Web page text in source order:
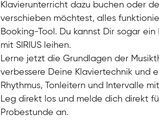
Charlotte
Klavier / Piano / Flügel
Klavierunterricht dazu buchen oder
verschieben möchtest, alles
Booking-Tool. Du kannst Dir sogar
mit SIRIUS leihen.
Lerne jetzt die Grundlagen der
verbessere Deine Klaviertechnik und
Rhythmus, Tonleitern und Intervalle
Leg direkt los und melde dich direkt
Probestunde an.